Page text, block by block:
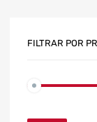
FILTRAR POR